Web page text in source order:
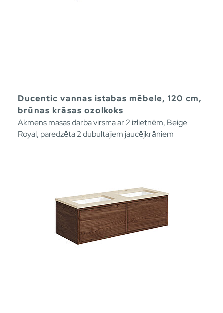
Ducentic vannas istabas mēbele, 120 cm,
brūnas krāsas ozolkoks
Akmens masas darba virsma ar 2 izlietnēm, Beige
Royal, paredzēta 2 dubultajiem jaucējkrāniem